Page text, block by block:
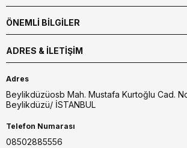
ÖNEMLİ BİLGİLER
ADRES & İLETIŞIM
Adres
Beylikdüzüosb Mah. Mustafa Kurtoğlu Cad.
Beylikdüzü/ İSTANBUL
Telefon Numarası
08502885556